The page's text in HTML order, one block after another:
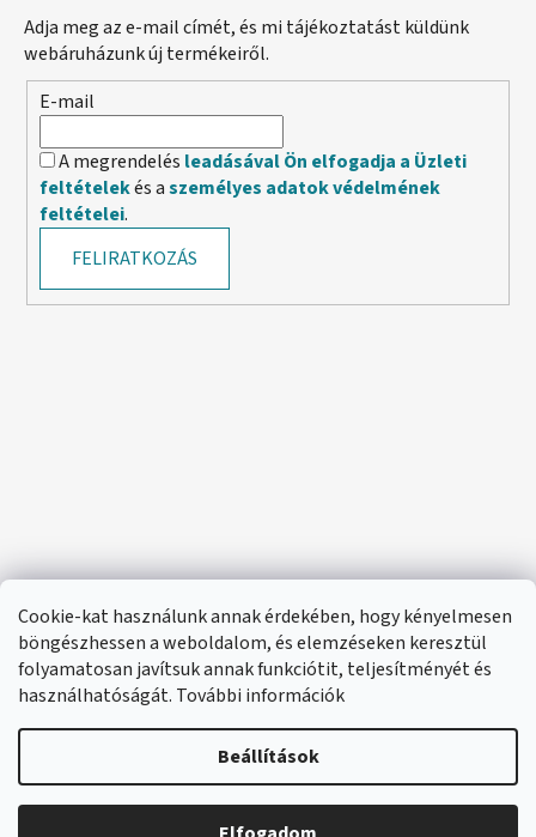
Cookie-kat használunk annak érdekében, hogy kényelmesen
böngészhessen a weboldalom, és elemzéseken keresztül
folyamatosan javítsuk annak funkciótit, teljesítményét és
használhatóságát. További információk
Beállítások
Adja meg az e-mail címét, és mi tájékoztatást küldünk
webáruházunk új termékeiről.
E-mail
A megrendelés leadásával Ön elfogadja a Üzleti
feltételekés aszemélyes adatok védelmének
feltételei.
FELIRATKOZÁS